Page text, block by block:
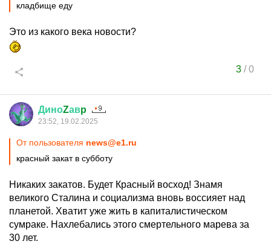
кладбище еду
Это из какого века новости?
3/0
ДиноZавp
23:52, 19.02.2025
От пользователя news@e1.ru
красный закат в субботу
Никаких закатов. Будет Красный восход! Знамя
великого Сталина и социализма вновь воссияет над
планетой. Хватит уже жить в капиталистическом
сумраке. Нахлебались этого смертельного марева за
30 лет.